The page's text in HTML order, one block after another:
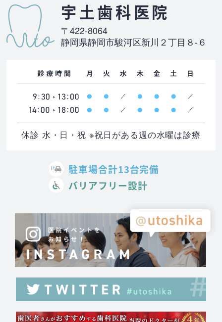
宇土歯科医院
〒422-8064
静岡県静岡市駿河区新川２丁目８-６
休診 水・日・祝 ※祝日がある週の水曜は診療
駐車場合計13台完備
バリアフリー設計